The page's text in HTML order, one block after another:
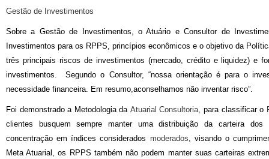
Gestão de Investimentos
Sobre a Gestão de Investimentos, o Atuário e Consultor de
Investimentos para os RPPS, princípios econômicos e o objetivo da
três principais riscos de investimentos (mercado, crédito e liquidez) e
investimentos. Segundo o Consultor, “nossa orientação é para o
necessidade financeira. Em resumo,aconselhamos não inventar risco”.
Foi demonstrado a Metodologia da Atuarial Consultoria, para classificar o
clientes busquem sempre manter uma distribuição da carteira
concentração em índices considerados moderados, visando o
Meta Atuarial, os RPPS também não podem manter suas carteiras